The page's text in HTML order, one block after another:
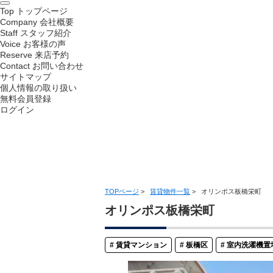
Top トップページ
Company 会社概要
Staff スタッフ紹介
Voice お客様の声
Reserve 来店予約
Contact お問い合わせ
サイトマップ
個人情報の取り扱い
無料会員登録
ログイン
TOPページ > 賃貸物件一覧 > オリンポス板橋栄町
オリンポス板橋栄町
賃貸マンション 板橋区 室内洗濯機置